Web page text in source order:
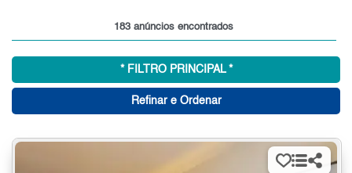
183 anúncios encontrados
* FILTRO PRINCIPAL *
Refinar e Ordenar